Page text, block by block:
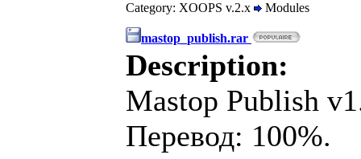
Category: XOOPS v.2.x Modules
mastop_publish.rar
Description:
Mastop Publish
Перевод: 100%.